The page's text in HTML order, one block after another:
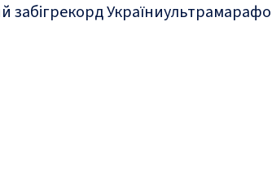
забігрекорд України